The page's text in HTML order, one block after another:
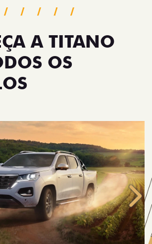
A TITANO
OS